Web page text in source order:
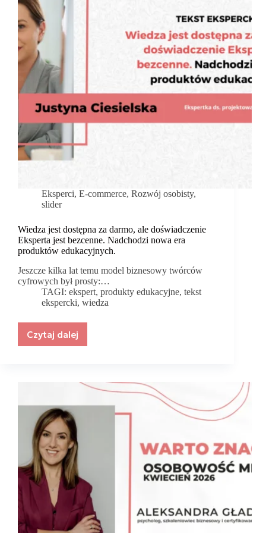
Eksperci, E-commerce, Rozwój osobisty,
slider
Wiedza jest dostępna za darmo, ale doświadczenie
Eksperta jest bezcenne. Nadchodzi nowa era
produktów edukacyjnych.
Jeszcze kilka lat temu model biznesowy twórców
cyfrowych był prosty:…
TAGI: ekspert,produkty edukacyjne,tekst
ekspercki, wiedza
Czytaj dalej
Wiedza
darmo,
doświadczenie
Eksperta
jest
bezcenne.
Nadchodzi
nowa
era
produktów
edukacyjnych.